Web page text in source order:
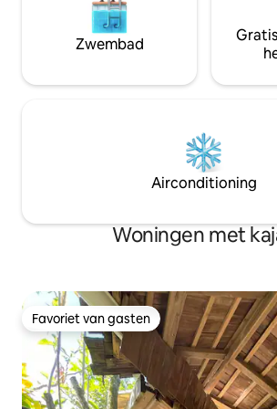
Zwembad
Airconditioning
Woningen met
Favoriet van gasten
Favoriet van gasten